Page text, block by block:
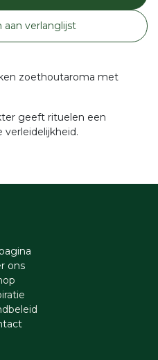
aan verlanglijst
zoethoutaroma met
geeft rituelen een
ons